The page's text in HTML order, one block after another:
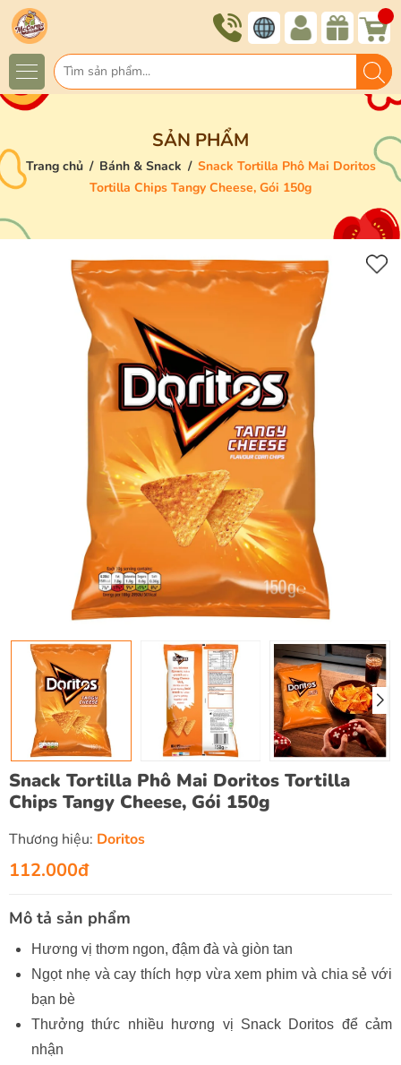
SẢN PHẨM
Trang chủ / Bánh & Snack / Snack Tortilla Phô Mai Doritos
Tortilla Chips Tangy Cheese, Gói 150g
Snack Tortilla Phô Mai Doritos Tortilla
Chips Tangy Cheese, Gói 150g
Thương hiệu: Doritos
112.000đ
Mô tả sản phẩm
Hương vị thơm ngon, đậm đà và giòn tan
Ngọt nhẹ và cay thích hợp vừa xem phim và chia sẻ với
bạn bè
Thưởng thức nhiều hương vị Snack Doritos để cảm
nhận